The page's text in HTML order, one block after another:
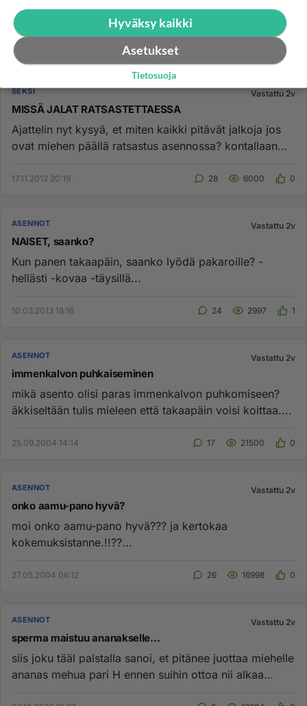
SEKSI Vastattu 2v
MISSÄ JALAT RATSASTETTAESSA
Ajattelin nyt kysyä, et miten kaikki pitävät jalkoja jos
ovat miehen päällä ratsastus asennossa? kontallaan
17.11.2012 20:19 28 6000 0
ASENNOT Vastattu 2v
NAISET, saanko?
Kun panen takaapäin, saanko lyödä pakaroille? -
hellästi -kovaa -täysillä...
10.03.2013 18:16 24 2997 1
ASENNOT Vastattu 2v
immenkalvon puhkaiseminen
mikä asento olisi paras immenkalvon puhkomiseen?
äkkiseltään tulis mieleen että takaapäin voisi koittaa....
25.09.2004 14:14 17 21500 0
ASENNOT Vastattu 2v
onko aamu-pano hyvä?
moi onko aamu-pano hyvä??? ja kertokaa
kokemuksistanne.!!??...
27.05.2004 06:12 26 16998 0
ASENNOT Vastattu 2v
sperma maistuu ananakselle...
siis joku tääl palstalla sanoi, et pitänee juottaa miehelle
ananas mehua pari H ennen suihin ottoa nii alkaa
Hyväksy kaikki
Asetukset
Tietosuoja